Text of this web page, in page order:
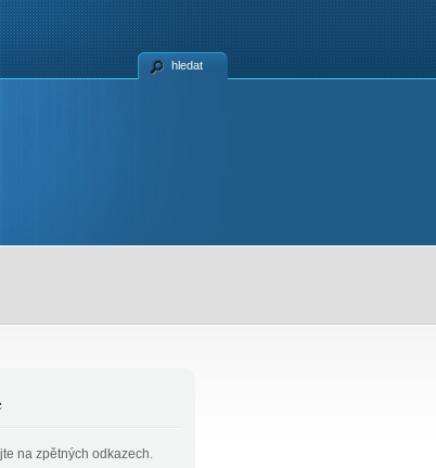
hledat
na zpětných odkazech.